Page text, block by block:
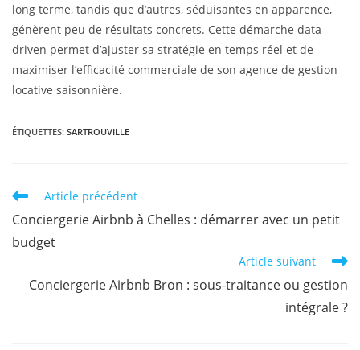
long terme, tandis que d’autres, séduisantes en apparence,
génèrent peu de résultats concrets. Cette démarche data-
driven permet d’ajuster sa stratégie en temps réel et de
maximiser l’efficacité commerciale de son agence de gestion
locative saisonnière.
ÉTIQUETTES: SARTROUVILLE
Article précédent
Conciergerie Airbnb à Chelles : démarrer avec un petit
budget
Article suivant
Conciergerie Airbnb Bron : sous-traitance ou gestion
intégrale ?